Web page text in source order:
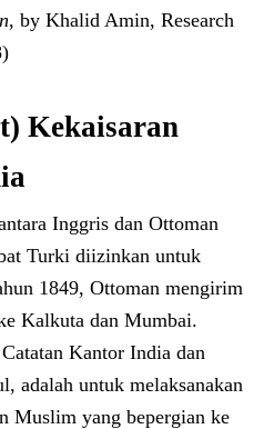
, by Khalid Amin, Research
Kekaisaran
Inggris dan Ottoman
Turki diizinkan untuk
1849, Ottoman mengirim
Kalkuta dan Mumbai.
Kantor India dan
adalah untuk melaksanakan
Muslim yang bepergian ke